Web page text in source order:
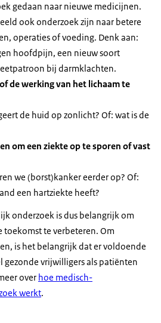
gedaan naar nieuwe medicijnen.
ook onderzoek zijn naar betere
operaties of voeding. Denk aan:
hoofdpijn, een nieuw soort
bij darmklachten.
de werking van het lichaam te
de huid op zonlicht? Of: wat is de
om een ziekte op te sporen of vast
we (borst)kanker eerder op? Of:
een hartziekte heeft?
onderzoek is dus belangrijk om
toekomst te verbeteren. Om
is het belangrijk dat er voldoende
gezonde vrijwilligers als patiënten
over hoe medisch-
werkt.